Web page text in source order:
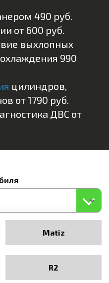
490 руб.
от 600 руб.
выхлопных
990
цилиндров,
от 1790 руб.
ДВС от
Matiz
R2